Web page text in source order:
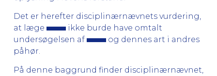
Det er herefter disciplinærnævnets vurdering,
at læge
ikke burde have omtalt
undersøgelsen af
og dennes art i andres
påhør.
På denne baggrund finder disciplinærnævnet,